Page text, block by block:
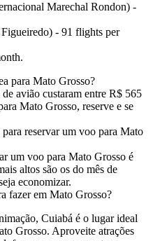
Marechal Rondon) -
- 91 flights per
para Mato Grosso?
avião custaram entre R$ 565
Mato Grosso, reserve e se
para reservar um voo para Mato
um voo para Mato Grosso é
altos são os do mês de
economizar.
fazer em Mato Grosso?
Cuiabá é o lugar ideal
Grosso. Aproveite atrações